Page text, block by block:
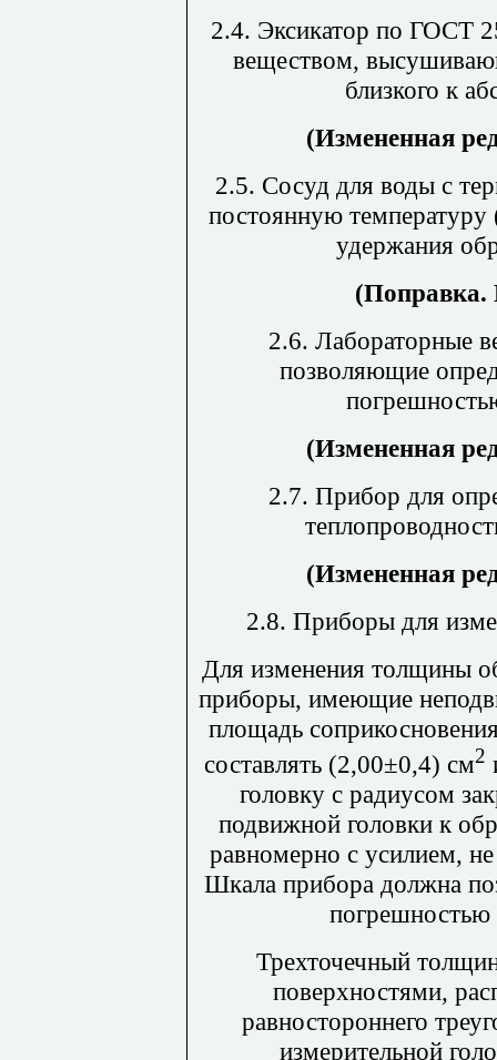
2.4. Эксикатор по ГОСТ
веществом,
близкого к
(Измененная
2.5. Сосуд для воды с
постоянную температуру
удержания
(Поправка.
2.6. Лабораторные
позволяющие
(Измененная
2.7. Прибор для
(Измененная
2.8. Приборы для
Для изменения толщины
приборы, имеющие
площадь
составлять (2,00±0,4) см2
головку с радиусом
подвижной головки к
равномерно с усилием,
Шкала прибора должна
Трехточечный
поверхностями,
равностороннего
измерительной